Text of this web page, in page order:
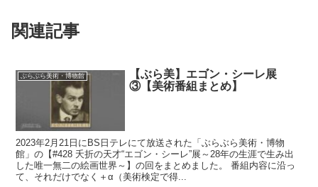
関連記事
ぶらぶら美術・博物館
【ぶら美】エゴン・シーレ展
③【美術番組まとめ】
2023年2月21日にBS日テレにて放送された「ぶらぶら美術・博物
館」の【#428 夭折の天才“エゴン・シーレ”展～28年の生涯で生み出
した唯一無二の絵画世界～】の回をまとめました。 番組内容に沿っ
て、それだけでなく＋α（美術検定で得...